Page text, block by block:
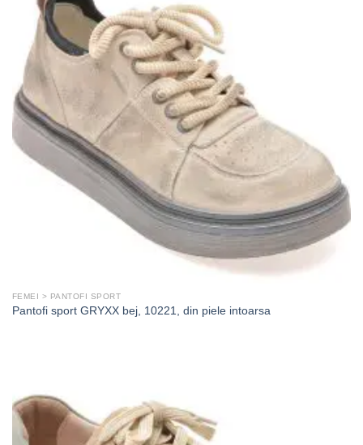
FEMEI > PANTOFI SPORT
Pantofi sport GRYXX bej, 10221, din piele intoarsa